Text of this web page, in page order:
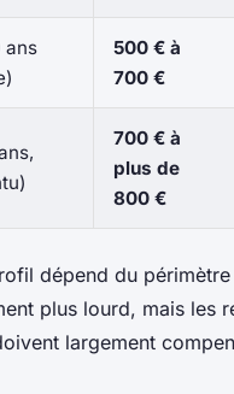
ans
500 € à
700 €
700 € à
plus de
800 €
dépend du
plus lourd, mais les
largement